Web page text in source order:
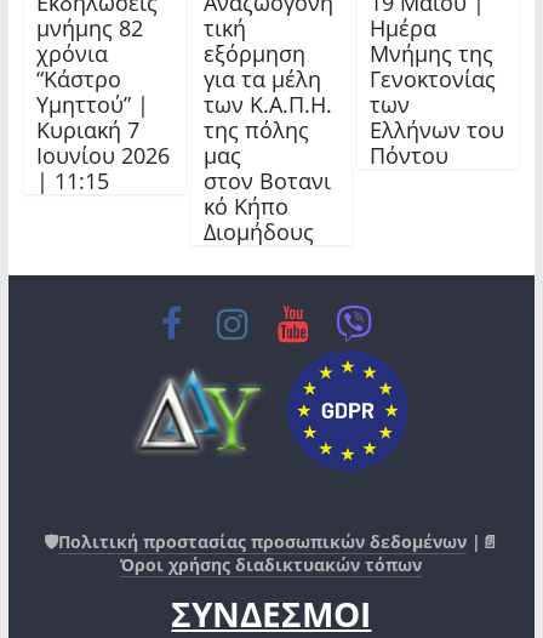
μνήμης 82
χρόνια
“Κάστρο
Υμηττού” |
Κυριακή 7
Ιουνίου 2026
| 11:15
τική
εξόρμηση
για τα μέλη
των Κ.Α.Π.Η.
της πόλης
μας
στον Βοτανι
κό Κήπο
Διομήδους
Ημέρα
Μνήμης της
Γενοκτονίας
των
Ελλήνων του
Πόντου
🛡️Πολιτική προστασίας προσωπικών δεδομένων |📄
Όροι χρήσης διαδικτυακών τόπων
ΣΥΝΔΕΣΜΟΙ